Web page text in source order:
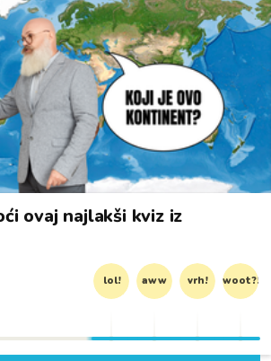
ovaj najlakši kviz iz
lol! aww vrh! woot?!